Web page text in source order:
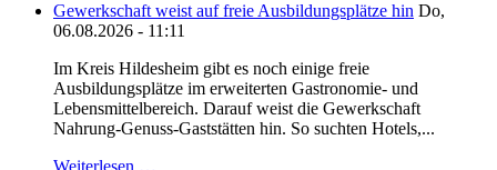
Gewerkschaft weist auf freie Ausbildungsplätze hin Do,
06.08.2026 - 11:11
Im Kreis Hildesheim gibt es noch einige freie
Ausbildungsplätze im erweiterten Gastronomie- und
Lebensmittelbereich. Darauf weist die Gewerkschaft
Nahrung-Genuss-Gaststätten hin. So suchten Hotels,...